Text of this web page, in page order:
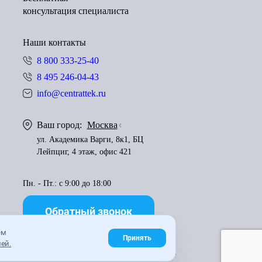
Принять
консультация специалиста
Наши контакты
8 800 333-25-40
8 495 246-04-43
info@centrattek.ru
Ваш город: Москва
ул. Академика Варги, 8к1, БЦ
Лейпциг, 4 этаж, офис 421
Пн. - Пт.: с 9:00 до 18:00
Обратный звонок
Карта сайта